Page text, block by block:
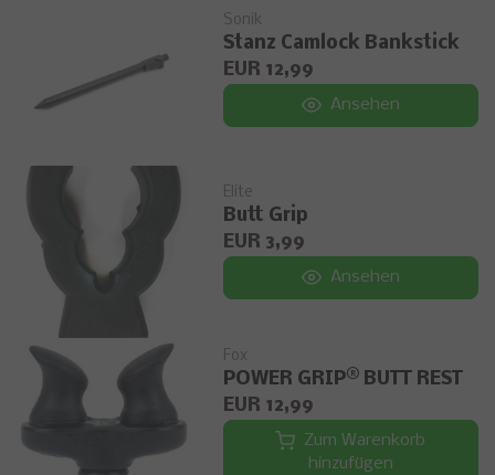
Sonik
Stanz Camlock Bankstick
EUR 12,99
Ansehen
Elite
Butt Grip
EUR 3,99
Ansehen
Fox
POWER GRIP® BUTT REST
EUR 12,99
Zum Warenkorb
hinzufügen